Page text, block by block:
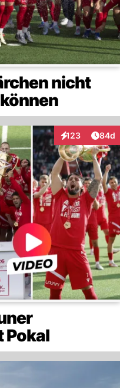
nicht
123
Interaktionen
84d
Pokal